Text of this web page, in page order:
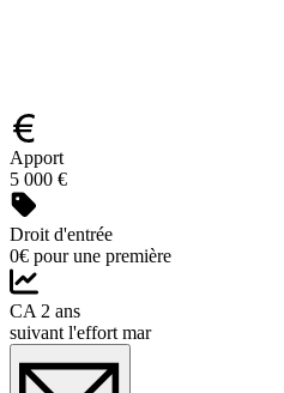
Apport
5 000 €
Droit d'entrée
0€ pour une première
CA 2 ans
suivant l'effort mar